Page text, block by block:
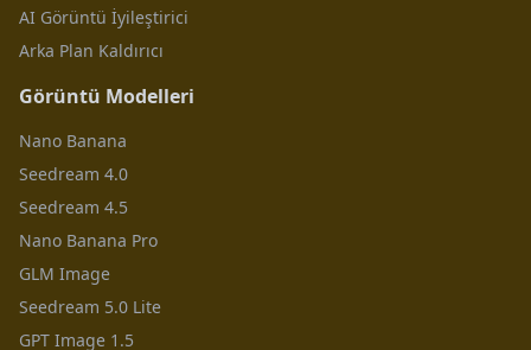
AI Görüntü İyileştirici
Arka Plan Kaldırıcı
Görüntü Modelleri
Nano Banana
Seedream 4.0
Seedream 4.5
Nano Banana Pro
GLM Image
Seedream 5.0 Lite
GPT Image 1.5